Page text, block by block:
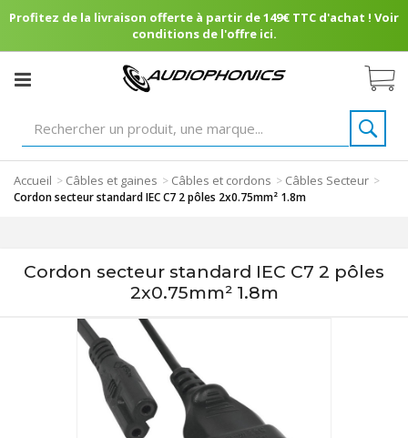
Profitez de la livraison offerte à partir de 149€ TTC d'achat ! Voir
conditions de l'offre ici.
Accueil > Câbles et gaines > Câbles et cordons > Câbles Secteur >
Cordon secteur standard IEC C7 2 pôles 2x0.75mm² 1.8m
Cordon secteur standard IEC C7 2 pôles
2x0.75mm² 1.8m